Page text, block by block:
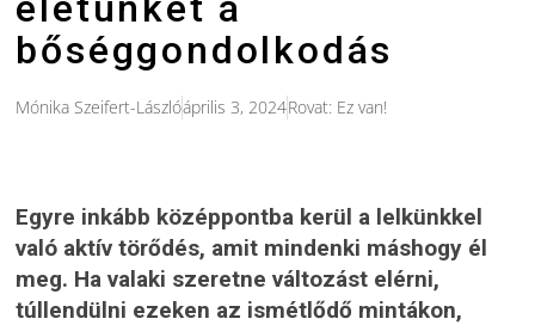
bőséggondolkodás
Mónika Szeifert-Lászlóáprilis 3, 2024Rovat: Ez van!
Egyre inkább középpontba kerül a lelkünkkel
való aktív törődés, amit mindenki máshogy él
meg. Ha valaki szeretne változást elérni,
túllendülni ezeken az ismétlődő mintákon,